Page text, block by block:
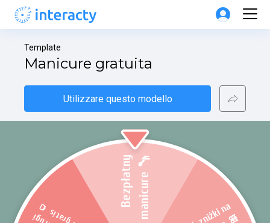
Template
Manicure gratuita
Utilizzare questo modello